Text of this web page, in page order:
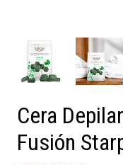
Cera
Fusión